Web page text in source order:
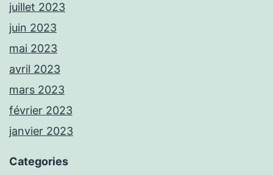
juillet 2023
juin 2023
mai 2023
avril 2023
mars 2023
février 2023
janvier 2023
Categories